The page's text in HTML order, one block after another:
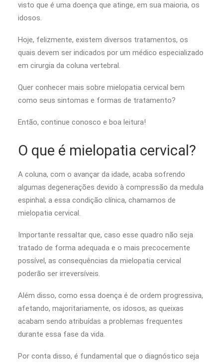
visto que é uma doença que atinge, em sua maioria, os
idosos.
Hoje, felizmente, existem diversos tratamentos, os
quais devem ser indicados por um médico especializado
em cirurgia da coluna vertebral.
Quer conhecer mais sobre mielopatia cervical bem
como seus sintomas e formas de tratamento?
Então, continue conosco e boa leitura!
O que é mielopatia cervical?
A coluna, com o avançar da idade, acaba sofrendo
algumas degenerações devido à compressão da medula
espinhal; a essa condição clínica, chamamos de
mielopatia cervical.
Importante ressaltar que, caso esse quadro não seja
tratado de forma adequada e o mais precocemente
possível, as consequências da mielopatia cervical
poderão ser irreversíveis.
Além disso, como essa doença é de ordem progressiva,
afetando, majoritariamente, os idosos, as queixas
acabam sendo atribuídas a problemas frequentes
durante essa fase da vida.
Por conta disso, é fundamental que o diagnóstico seja